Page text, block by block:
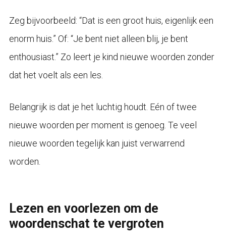
Zeg bijvoorbeeld: “Dat is een groot huis, eigenlijk een
enorm huis.” Of: “Je bent niet alleen blij, je bent
enthousiast.” Zo leert je kind nieuwe woorden zonder
dat het voelt als een les.
Belangrijk is dat je het luchtig houdt. Eén of twee
nieuwe woorden per moment is genoeg. Te veel
nieuwe woorden tegelijk kan juist verwarrend
worden.
Lezen en voorlezen om de
woordenschat te vergroten